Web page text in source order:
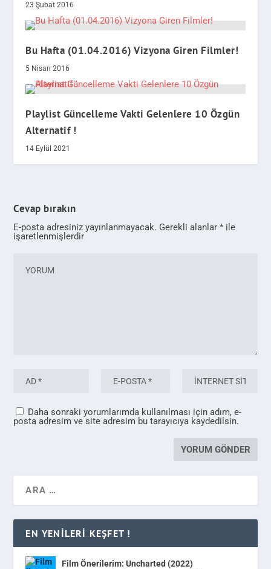
23 Şubat 2016
Bu Hafta (01.04.2016) Vizyona Giren Filmler!
5 Nisan 2016
Playlist Güncelleme Vakti Gelenlere 10 Özgün
Alternatif !
14 Eylül 2021
Cevap bırakın
E-posta adresiniz yayınlanmayacak. Gerekli alanlar* ile
işaretlenmişlerdir
Daha sonraki yorumlarımda kullanılması için adım, e-
posta adresim ve site adresim bu tarayıcıya kaydedilsin.
EN YENILERI KEŞFET !
Film Önerilerim: Uncharted (2022)